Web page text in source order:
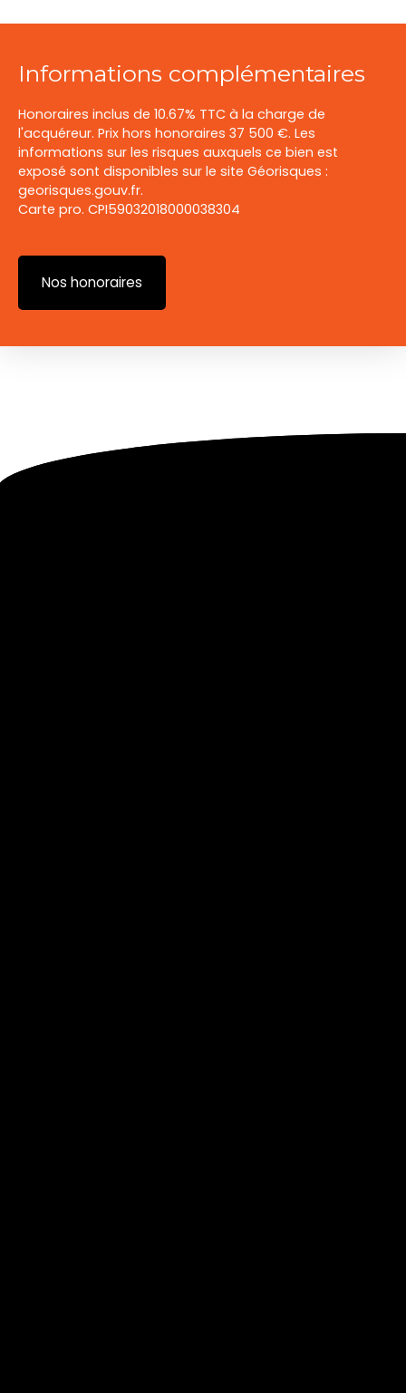
Informations complémentaires
Honoraires inclus de 10.67% TTC à la charge de
l'acquéreur. Prix hors honoraires 37 500 €. Les
informations sur les risques auxquels ce bien est
exposé sont disponibles sur le site Géorisques :
georisques.gouv.fr.
Carte pro. CPI59032018000038304
Nos honoraires